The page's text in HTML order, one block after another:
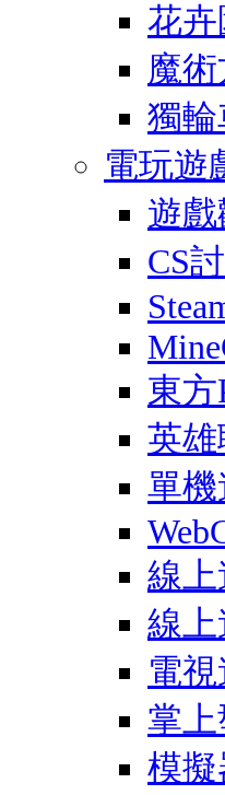
花
魔
獨輪
電玩遊
遊
CS
東方
英
單
線上
線上
電
掌
模